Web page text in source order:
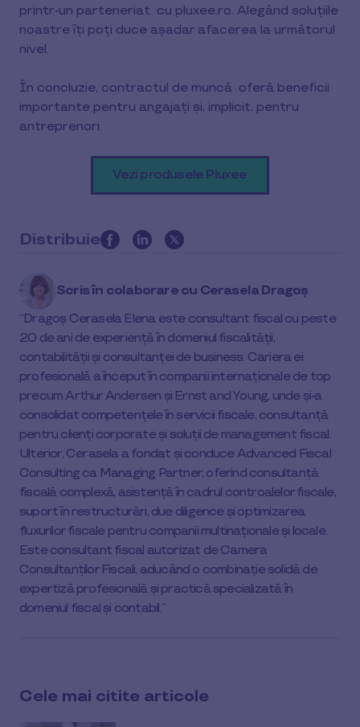
printr-un parteneriat cu pluxee.ro. Alegând soluțiile
noastre îți poți duce așadar afacerea la următorul
nivel.
În concluzie, contractul de muncă oferă beneficii
importante pentru angajați și, implicit, pentru
antreprenori.
Vezi produsele Pluxee
Distribuie
this
article
on
social
media
Scris în colaborare cu Cerasela Dragoș
Dragoș Cerasela Elena este consultant fiscal cu peste
20 de ani de experiență în domeniul fiscalității,
contabilității și consultanței de business. Cariera ei
profesională a început în companii internaționale de top
precum Arthur Andersen și Ernst and Young, unde și-a
consolidat competențele în servicii fiscale, consultanță
pentru clienți corporate și soluții de management fiscal.
Ulterior, Cerasela a fondat și conduce Advanced Fiscal
Consulting ca Managing Partner, oferind consultanță
fiscală complexă, asistență în cadrul controalelor fiscale,
suport în restructurări, due diligence și optimizarea
fluxurilor fiscale pentru companii multinaționale și locale.
Este consultant fiscal autorizat de Camera
Consultanților Fiscali, aducând o combinație solidă de
expertiză profesională și practică specializată în
domeniul fiscal și contabil.
Cele mai citite articole